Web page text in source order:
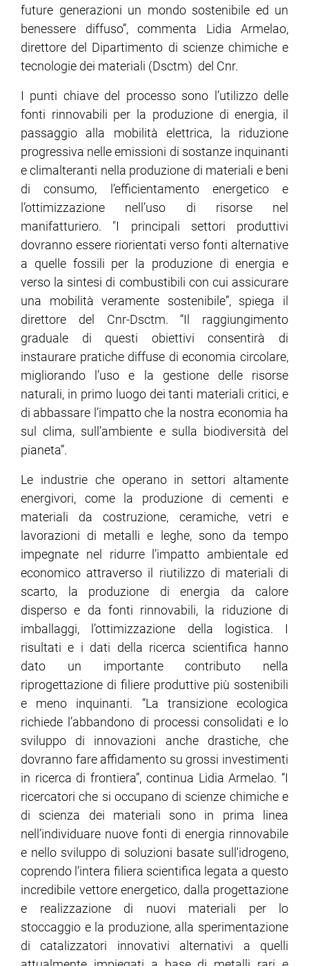
future generazioni un mondo sostenibile ed un
benessere diffuso”, commenta Lidia Armelao,
direttore del Dipartimento di scienze chimiche e
tecnologie dei materiali (Dsctm) del Cnr.
I punti chiave del processo sono l’utilizzo delle
fonti rinnovabili per la produzione di energia, il
passaggio alla mobilità elettrica, la riduzione
progressiva nelle emissioni di sostanze inquinanti
e climalteranti nella produzione di materiali e beni
di consumo, l’efficientamento energetico e
l’ottimizzazione nell’uso di risorse nel
manifatturiero. "I principali settori produttivi
dovranno essere riorientati verso fonti alternative
a quelle fossili per la produzione di energia e
verso la sintesi di combustibili con cui assicurare
una mobilità veramente sostenibile”, spiega il
direttore del Cnr-Dsctm. “Il raggiungimento
graduale di questi obiettivi consentirà di
instaurare pratiche diffuse di economia circolare,
migliorando l’uso e la gestione delle risorse
naturali, in primo luogo dei tanti materiali critici, e
di abbassare l’impatto che la nostra economia ha
sul clima, sull’ambiente e sulla biodiversità del
pianeta”.
Le industrie che operano in settori altamente
energivori, come la produzione di cementi e
materiali da costruzione, ceramiche, vetri e
lavorazioni di metalli e leghe, sono da tempo
impegnate nel ridurre l’impatto ambientale ed
economico attraverso il riutilizzo di materiali di
scarto, la produzione di energia da calore
disperso e da fonti rinnovabili, la riduzione di
imballaggi, l’ottimizzazione della logistica. I
risultati e i dati della ricerca scientifica hanno
dato un importante contributo nella
riprogettazione di filiere produttive più sostenibili
e meno inquinanti. “La transizione ecologica
richiede l’abbandono di processi consolidati e lo
sviluppo di innovazioni anche drastiche, che
dovranno fare affidamento su grossi investimenti
in ricerca di frontiera”, continua Lidia Armelao. “I
ricercatori che si occupano di scienze chimiche e
di scienza dei materiali sono in prima linea
nell’individuare nuove fonti di energia rinnovabile
e nello sviluppo di soluzioni basate sull'idrogeno,
coprendo l’intera filiera scientifica legata a questo
incredibile vettore energetico, dalla progettazione
e realizzazione di nuovi materiali per lo
stoccaggio e la produzione, alla sperimentazione
di catalizzatori innovativi alternativi a quelli